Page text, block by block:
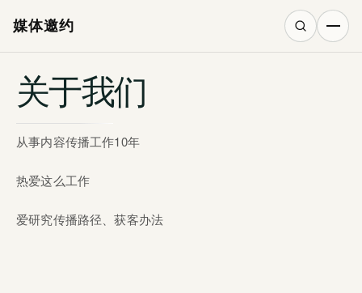
媒体邀约
搜索
关于我们
从事内容传播工作10年
热爱这么工作
爱研究传播路径、获客办法